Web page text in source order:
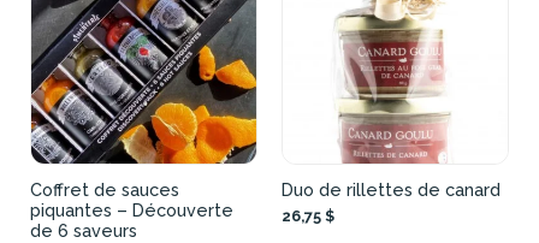
Coffret de sauces
piquantes – Découverte
de 6 saveurs
Duo de rillettes de canard
26,75 $